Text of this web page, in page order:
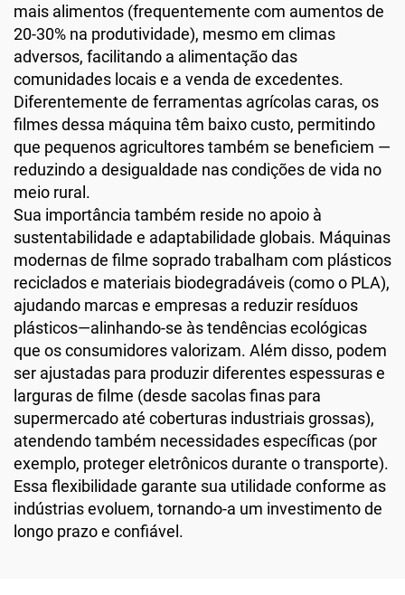
mais alimentos (frequentemente com aumentos de
20-30% na produtividade), mesmo em climas
adversos, facilitando a alimentação das
comunidades locais e a venda de excedentes.
Diferentemente de ferramentas agrícolas caras, os
filmes dessa máquina têm baixo custo, permitindo
que pequenos agricultores também se beneficiem —
reduzindo a desigualdade nas condições de vida no
meio rural.
Sua importância também reside no apoio à
sustentabilidade e adaptabilidade globais. Máquinas
modernas de filme soprado trabalham com plásticos
reciclados e materiais biodegradáveis (como o PLA),
ajudando marcas e empresas a reduzir resíduos
plásticos—alinhando-se às tendências ecológicas
que os consumidores valorizam. Além disso, podem
ser ajustadas para produzir diferentes espessuras e
larguras de filme (desde sacolas finas para
supermercado até coberturas industriais grossas),
atendendo também necessidades específicas (por
exemplo, proteger eletrônicos durante o transporte).
Essa flexibilidade garante sua utilidade conforme as
indústrias evoluem, tornando-a um investimento de
longo prazo e confiável.